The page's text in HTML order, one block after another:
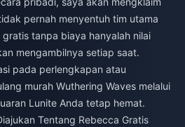
pernah menyentuh tim utama
tanpa biaya hanyalah nilai
mengambilnya setiap saat.
pada perlengkapan atau
murah Wuthering Waves melalui
Lunite Anda tetap hemat.
Tentang Rebecca Gratis